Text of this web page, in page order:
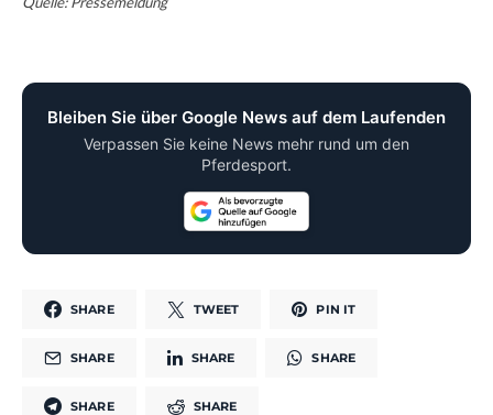
Bleiben Sie über Google News auf dem Laufenden
Verpassen Sie keine News mehr rund um den
Pferdesport.
SHARE TWEET PIN IT
SHARE SHARE SHARE
SHARE SHARE